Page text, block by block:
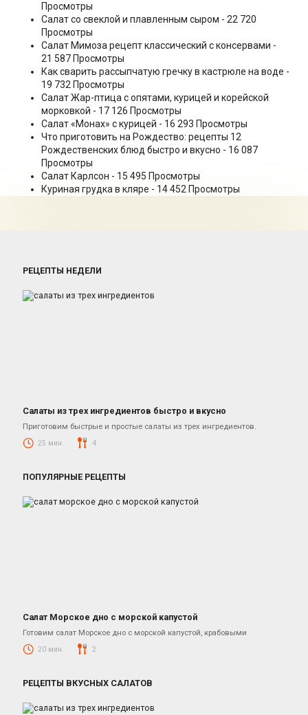
Просмотры
Салат со свеклой и плавленным сыром - 22 720
Просмотры
Салат Мимоза рецепт классический с консервами -
21 587 Просмотры
Как сварить рассыпчатую гречку в кастрюле на воде -
19 732 Просмотры
Салат Жар-птица с опятами, курицей и корейской
морковкой - 17 126 Просмотры
Салат «Монах» с курицей - 16 293 Просмотры
Что приготовить на Рождество: рецепты 12
Рождественских блюд быстро и вкусно - 16 087
Просмотры
Салат Карлсон - 15 495 Просмотры
Куриная грудка в кляре - 14 452 Просмотры
РЕЦЕПТЫ НЕДЕЛИ
Салаты
Салаты из трех ингредиентов быстро и вкусно
Приготовим быстрые и простые салаты из трех ингредиентов.
25 мин. 4
ПОПУЛЯРНЫЕ РЕЦЕПТЫ
Салаты с рыбными консервами
Салат Морское дно с морской капустой
Готовим салат Морское дно с морской капустой, крабовыми
20 мин. 2
РЕЦЕПТЫ ВКУСНЫХ САЛАТОВ